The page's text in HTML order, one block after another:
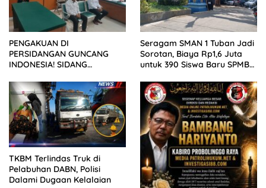
PENGAKUAN DI
PERSIDANGAN GUNCANG
INDONESIA! SIDANG
KELUARGA KORBAN
MENGAMUK DI PN MALANG
Seragam SMAN 1 Tuban Jadi
Sorotan, Biaya Rp1,6 Juta
untuk 390 Siswa Baru SPMB
TKBM Terlindas Truk di
Pelabuhan DABN, Polisi
Dalami Dugaan Kelalaian